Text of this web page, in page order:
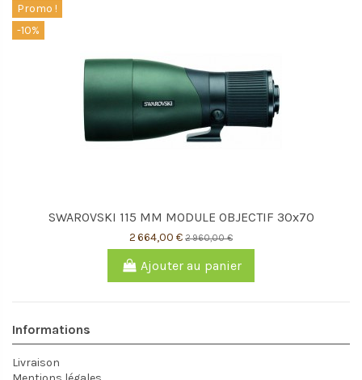
Promo !
-10%
SWAROVSKI 115 MM MODULE OBJECTIF 30x70
2 664,00 € 2 960,00 €
Ajouter au panier
Informations
Livraison